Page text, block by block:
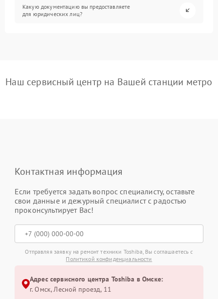
Какую документацию вы предоставляете
для юридических лиц?
Наш сервисный центр на Вашей станции метро
Контактная информация
Если требуется задать вопрос специалисту, оставьте
свои данные и дежурный специалист с радостью
проконсультирует Вас!
Отправляя заявку на ремонт техники Toshiba, Вы соглашаетесь с
Политикой конфиденциальности
Адрес сервисного центра Toshiba в Омске:
г. Омск, ​Лесной проезд, 11